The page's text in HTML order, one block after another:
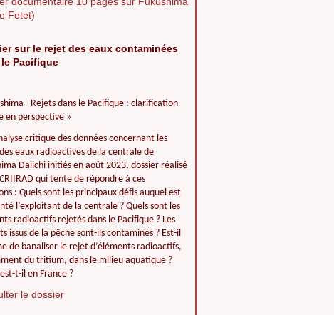
Fetet)
sur le rejet des eaux contaminées
Pacifique
- Rejets dans le Pacifique : clarification
en perspective »
critique des données concernant les
eaux radioactives de la centrale de
Daiichi initiés en août 2023, dossier réalisé
qui tente de répondre à ces
: Quels sont les principaux défis auquel est
l’exploitant de la centrale ? Quels sont les
radioactifs rejetés dans le Pacifique ? Les
issus de la pêche sont-ils contaminés ? Est-il
de banaliser le rejet d’éléments radioactifs,
du tritium, dans le milieu aquatique ?
est-t-il en France ?
le dossier